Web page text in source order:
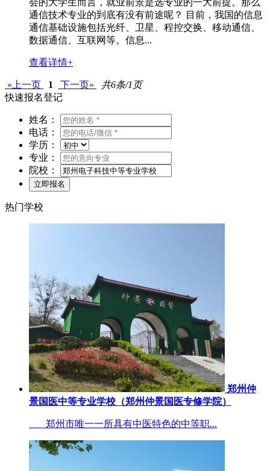
通信技术专业的到底有没有前途呢？ 目前，我国的信息
通信基础设施包括光纤、卫星、程控交换、移动通信、
数据通信、互联网等。信息...
查看详情+
«上一页 1 下一页»
共6条/1页
快速报名登记
姓名：
电话：
学历：
专业：
院校：
热门学校
郑州仲
景国医中等专业学校（郑州仲景国医专修学院）
郑州市唯一一所具有中医特色的中等职...